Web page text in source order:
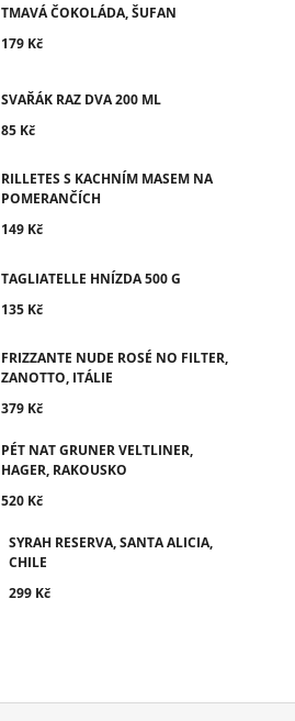
TMAVÁ ČOKOLÁDA, ŠUFAN
179 Kč
SVAŘÁK RAZ DVA 200 ML
85 Kč
RILLETES S KACHNÍM MASEM NA
POMERANČÍCH
149 Kč
TAGLIATELLE HNÍZDA 500 G
135 Kč
FRIZZANTE NUDE ROSÉ NO FILTER,
ZANOTTO, ITÁLIE
379 Kč
PÉT NAT GRUNER VELTLINER,
HAGER, RAKOUSKO
520 Kč
SYRAH RESERVA, SANTA ALICIA,
CHILE
299 Kč